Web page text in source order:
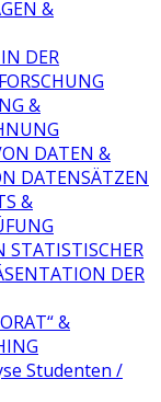
&
DER
&
DATEN &
DATENSÄTZEN
&
STATISTISCHER
DER
&
Studenten /